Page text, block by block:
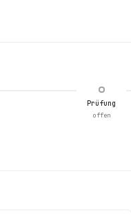
Prüfung
offen